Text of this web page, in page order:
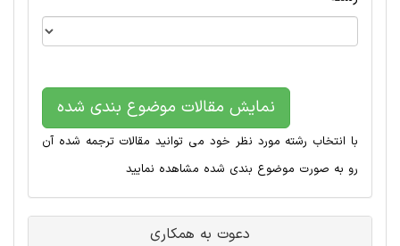
نمایش مقالات موضوع بندی شده
با انتخاب رشته مورد نظر خود می توانید مقالات ترجمه شده آن
رو به صورت موضوع بندی شده مشاهده نمایید
دعوت به همکاری